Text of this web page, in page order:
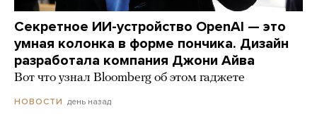
Секретное ИИ-устройство OpenAI — это
умная колонка в форме пончика. Дизайн
разработала компания Джони Айва
Вот что узнал Bloomberg об этом гаджете
НОВОСТИ день назад